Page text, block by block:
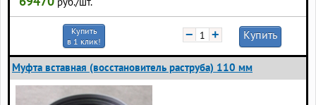
Купить
в 1 клик!
− + Купить
Муфта вставная (восстановитель раструба) 110 мм